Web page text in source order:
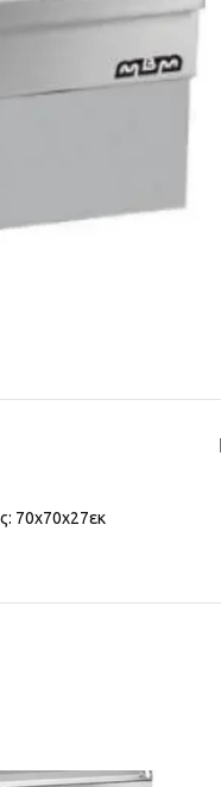
70χ70χ27εκ